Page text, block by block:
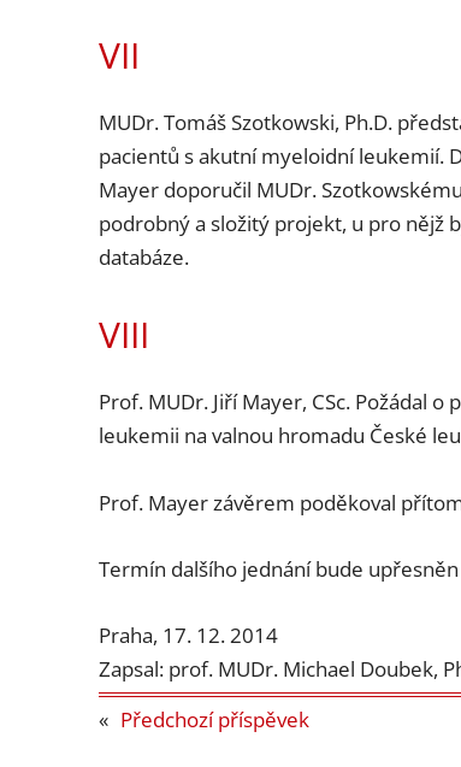
VII
MUDr. Tomáš Szotkowski, Ph.D.
pacientů s akutní myeloidní leukemií.
Mayer doporučil MUDr.
podrobný a složitý projekt, u pro nějž
databáze.
VIII
Prof. MUDr. Jiří Mayer, CSc. Požádal
leukemii na valnou hromadu České
Prof. Mayer závěrem poděkoval
Termín dalšího jednání bude
Praha, 17. 12. 2014
Zapsal: prof. MUDr. Michael Doubek,
« Předchozí příspěvek